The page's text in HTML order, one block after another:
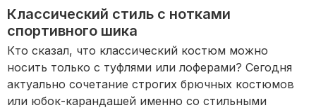
Классический стиль с нотками
спортивного шика
Кто сказал, что классический костюм можно
носить только с туфлями или лоферами? Сегодня
актуально сочетание строгих брючных костюмов
или юбок-карандашей именно со стильными